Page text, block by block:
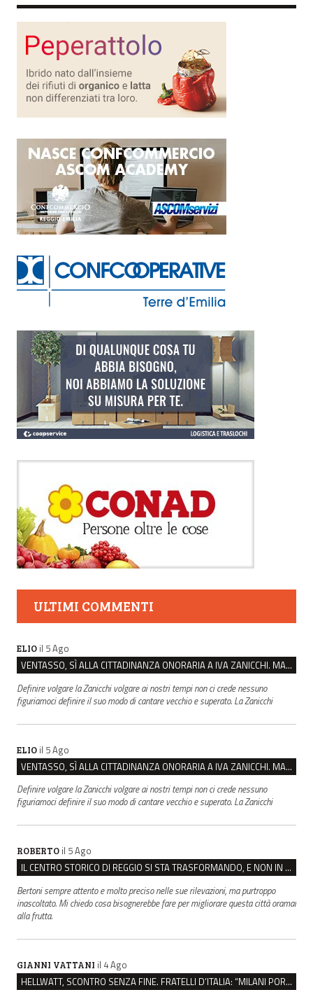
ULTIMI COMMENTI
ELIO il 5 Ago
VENTASSO, SÌ ALLA CITTADINANZA ONORARIA A IVA ZANICCHI. MA BARGIACCHI: “È DI PESSIMO GUSTO”
Definire volgare la Zanicchi volgare ai nostri tempi non ci crede nessuno
figuriamoci definire il suo modo di cantare vecchio e superato. La Zanicchi
ELIO il 5 Ago
VENTASSO, SÌ ALLA CITTADINANZA ONORARIA A IVA ZANICCHI. MA BARGIACCHI: “È DI PESSIMO GUSTO”
Definire volgare la Zanicchi volgare ai nostri tempi non ci crede nessuno
figuriamoci definire il suo modo di cantare vecchio e superato. La Zanicchi
ROBERTO il 5 Ago
IL CENTRO STORICO DI REGGIO SI STA TRASFORMANDO, E NON IN MEGLIO
Bertoni sempre attento e molto preciso nelle sue rilevazioni, ma purtroppo
inascoltato. Mi chiedo cosa bisognerebbe fare per migliorare questa città oramai
alla frutta.
GIANNI VATTANI il 4 Ago
HELLWATT, SCONTRO SENZA FINE. FRATELLI D’ITALIA: “MILANI PORTA DOCUMENTI, DE FRANCO INSULTI”